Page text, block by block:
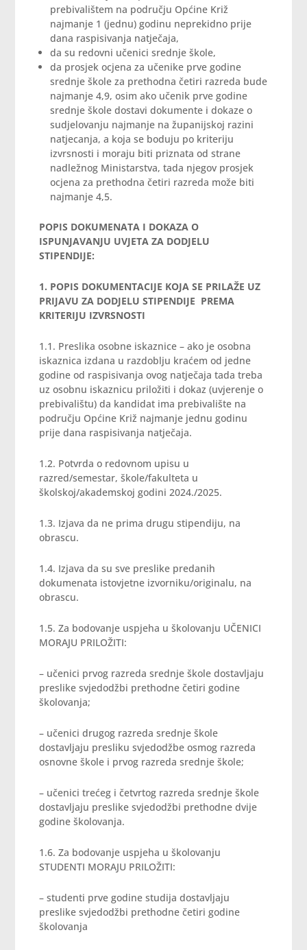
prebivalištem na području Općine Križ
najmanje 1 (jednu) godinu neprekidno prije
dana raspisivanja natječaja,
da su redovni učenici srednje škole,
da prosjek ocjena za učenike prve godine
srednje škole za prethodna četiri razreda bude
najmanje 4,9, osim ako učenik prve godine
srednje škole dostavi dokumente i dokaze o
sudjelovanju najmanje na županijskoj razini
natjecanja, a koja se boduju po kriteriju
izvrsnosti i moraju biti priznata od strane
nadležnog Ministarstva, tada njegov prosjek
ocjena za prethodna četiri razreda može biti
najmanje 4,5.
POPIS DOKUMENATA I DOKAZA O
ISPUNJAVANJU UVJETA ZA DODJELU
STIPENDIJE:
1. POPIS DOKUMENTACIJE KOJA SE PRILAŽE UZ
PRIJAVU ZA DODJELU STIPENDIJE PREMA
KRITERIJU IZVRSNOSTI
1.1. Preslika osobne iskaznice – ako je osobna
iskaznica izdana u razdoblju kraćem od jedne
godine od raspisivanja ovog natječaja tada treba
uz osobnu iskaznicu priložiti i dokaz (uvjerenje o
prebivalištu) da kandidat ima prebivalište na
području Općine Križ najmanje jednu godinu
prije dana raspisivanja natječaja.
1.2. Potvrda o redovnom upisu u
razred/semestar, škole/fakulteta u
školskoj/akademskoj godini 2024./2025.
1.3. Izjava da ne prima drugu stipendiju, na
obrascu.
1.4. Izjava da su sve preslike predanih
dokumenata istovjetne izvorniku/originalu, na
obrascu.
1.5. Za bodovanje uspjeha u školovanju UČENICI
MORAJU PRILOŽITI:
– učenici prvog razreda srednje škole dostavljaju
preslike svjedodžbi prethodne četiri godine
školovanja;
– učenici drugog razreda srednje škole
dostavljaju presliku svjedodžbe osmog razreda
osnovne škole i prvog razreda srednje škole;
– učenici trećeg i četvrtog razreda srednje škole
dostavljaju preslike svjedodžbi prethodne dvije
godine školovanja.
1.6. Za bodovanje uspjeha u školovanju
STUDENTI MORAJU PRILOŽITI:
– studenti prve godine studija dostavljaju
preslike svjedodžbi prethodne četiri godine
školovanja